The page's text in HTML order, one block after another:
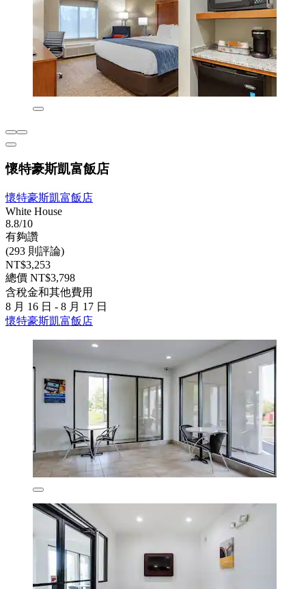
懷特豪斯凱富飯店
懷特豪斯凱富飯店
White House
8.8/10
有夠讚
(293 則評論)
NT$3,253
總價 NT$3,798
含稅金和其他費用
8 月 16 日 - 8 月 17 日
懷特豪斯凱富飯店